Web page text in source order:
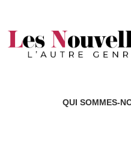
QUI SOMMES-